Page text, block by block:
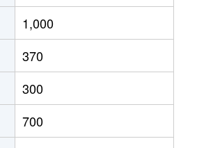
1,000
370
300
700